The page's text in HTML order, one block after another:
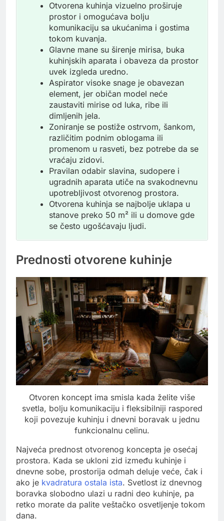
Otvorena kuhinja vizuelno proširuje
prostor i omogućava bolju
komunikaciju sa ukućanima i gostima
tokom kuvanja.
Glavne mane su širenje mirisa, buka
kuhinjskih aparata i obaveza da prostor
uvek izgleda uredno.
Aspirator visoke snage je obavezan
element, jer običan model neće
zaustaviti mirise od luka, ribe ili
dimljenih jela.
Zoniranje se postiže ostrvom, šankom,
različitim podnim oblogama ili
promenom u rasveti, bez potrebe da se
vraćaju zidovi.
Pravilan odabir slavina, sudopere i
ugradnih aparata utiče na svakodnevnu
upotrebljivost otvorenog prostora.
Otvorena kuhinja se najbolje uklapa u
stanove preko 50 m² ili u domove gde
se često ugošćavaju ljudi.
Prednosti otvorene kuhinje
Otvoren koncept ima smisla kada želite više
svetla, bolju komunikaciju i fleksibilniji raspored
koji povezuje kuhinju i dnevni boravak u jednu
funkcionalnu celinu.
Najveća prednost otvorenog koncepta je osećaj
prostora. Kada se ukloni zid između kuhinje i
dnevne sobe, prostorija odmah deluje veće, čak i
ako je kvadratura ostala ista. Svetlost iz dnevnog
boravka slobodno ulazi u radni deo kuhinje, pa
retko morate da palite veštačko osvetljenje tokom
dana.